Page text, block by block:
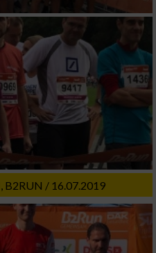
/ 16.07.2019